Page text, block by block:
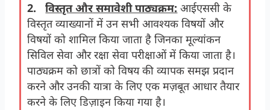
2.विस्तृत और समावेशी पाठ्यक्रम: आईएससी के
विस्तृत व्याख्यानों में उन सभी आवश्यक विषयों और
विषयों को शामिल किया जाता है जिनका मूल्यांकन
सिविल सेवा और रक्षा सेवा परीक्षाओं में किया जाता है।
पाठ्यक्रम को छात्रों को विषय की व्यापक समझ प्रदान
करने और उनकी यात्रा के लिए एक मज़बूत आधार तैयार
करने के लिए डिज़ाइन किया गया है।